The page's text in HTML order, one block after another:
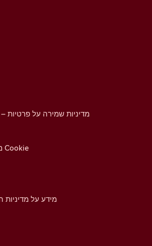
מדיניות שמירה על פרטיות –
מדיניות בנושא קובצי Cookie
מידע על מדיניות